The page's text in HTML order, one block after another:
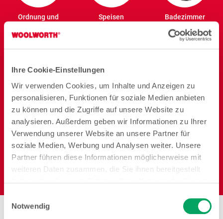
Ihre Cookie-Einstellungen
Wir verwenden Cookies, um Inhalte und Anzeigen zu
personalisieren, Funktionen für soziale Medien anbieten
zu können und die Zugriffe auf unsere Website zu
analysieren. Außerdem geben wir Informationen zu Ihrer
Verwendung unserer Website an unsere Partner für
soziale Medien, Werbung und Analysen weiter. Unsere
Partner führen diese Informationen möglicherweise mit
weiteren Daten zusammen, die Sie ihnen bereitgestellt
Einstellungen zu den Cookies finden Sie
Einwilligungsauswahl
Notwendig
Ordnung und
Speisen Badezimmer
Reisen Garten Heimtier
Elektro
Stores in der Nähe von